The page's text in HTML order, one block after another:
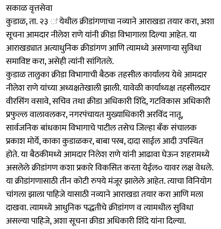
सकाळ वृत्तसेवा
कुडाळ, ता. २३ ः येथील क्रीडांगणाचा नव्याने आराखडा तयार करा, अशा
सूचना आमदार नीलेश राणे यांनी क्रीडा विभागाला दिल्या आहेत. या
आराखड्यात अत्याधुनिक क्रीडांगण आणि त्यामध्ये असणाऱ्या सुविधा
समाविष्ट करा, असेही त्यांनी सांगितले.
कुडाळ तालुका क्रीडा विभागाची बैठक तहसील कार्यालय येथे आमदार
नीलेश राणे यांच्या अध्यक्षतेखाली झाली. यावेळी कार्याध्यक्ष तहसीलदार
वीरसिंग वसावे, सचिव तथा क्रीडा अधिकारी शिंदे, गटविकास अधिकारी
प्रफुल्ल वालावलकर, नगरपंचायत मुख्याधिकारी अरविंद नातू,
सार्वजनिक बांधकाम विभागाचे पाटील तसेच जिल्हा बँक संचालक
प्रकाश मोर्ये, काका कुडाळकर, बाबा परब, दादा साईल आदी उपस्थित
होते. या बैठकीमध्ये आमदार निलेश राणे यांनी आढावा घेऊन शहरामध्ये
असलेले क्रीडांगण कशा प्रकारे विकसित करता येईल० यावर लक्ष वेधले.
या क्रीडांगणासाठी तीन कोटी रुपये मंजूर झालेले आहेत. त्याचा विनियोग
चांगला झाला पाहिजे यासाठी नव्याने आराखडा तयार करा आणि मला
दाखवा. त्यामध्ये आधुनिक पद्धतीचे क्रीडांगण व त्यामधील सुविधा
असल्या पाहिजे, अशा सूचना क्रीडा अधिकारी शिंदे यांना दिल्या.